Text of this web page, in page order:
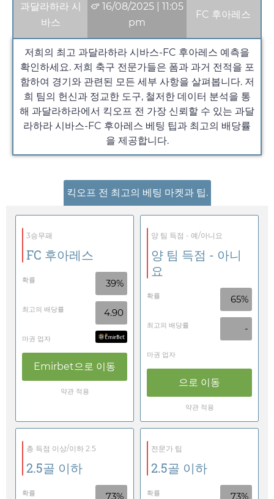
과달라하라 시
바스
16/08/2025| 11:05
pm
FC 후아레스
저희의 최고 과달라하라 시바스-FC 후아레스 예측을
확인하세요. 저희 축구 전문가들은 폼과 과거 전적을 포
함하여 경기와 관련된 모든 세부 사항을 살펴봅니다. 저
희 팀의 헌신과 정교한 도구, 철저한 데이터 분석을 통
해 과달라하라에서 킥오프 전 가장 신뢰할 수 있는 과달
라하라 시바스-FC 후아레스 베팅 팁과 최고의 배당률
을 제공합니다.
킥오프 전 최고의 베팅 마켓과 팁.
3승무패
FC 후아레스
확률 39%
최고의 배당률 4.90
마권 업자
Emirbet으로 이동
약관 적용
양 팀 득점 - 예/아니요
양 팀 득점 - 아니
요
확률 65%
최고의 배당률 -
마권 업자
으로 이동
약관 적용
총 득점 이상/이하 2.5
2.5골 이하
확률 73%
전문가 팁
2.5골 이하
확률 73%